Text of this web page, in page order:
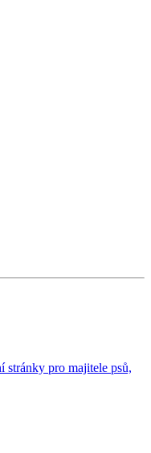
stránky pro majitele psů,